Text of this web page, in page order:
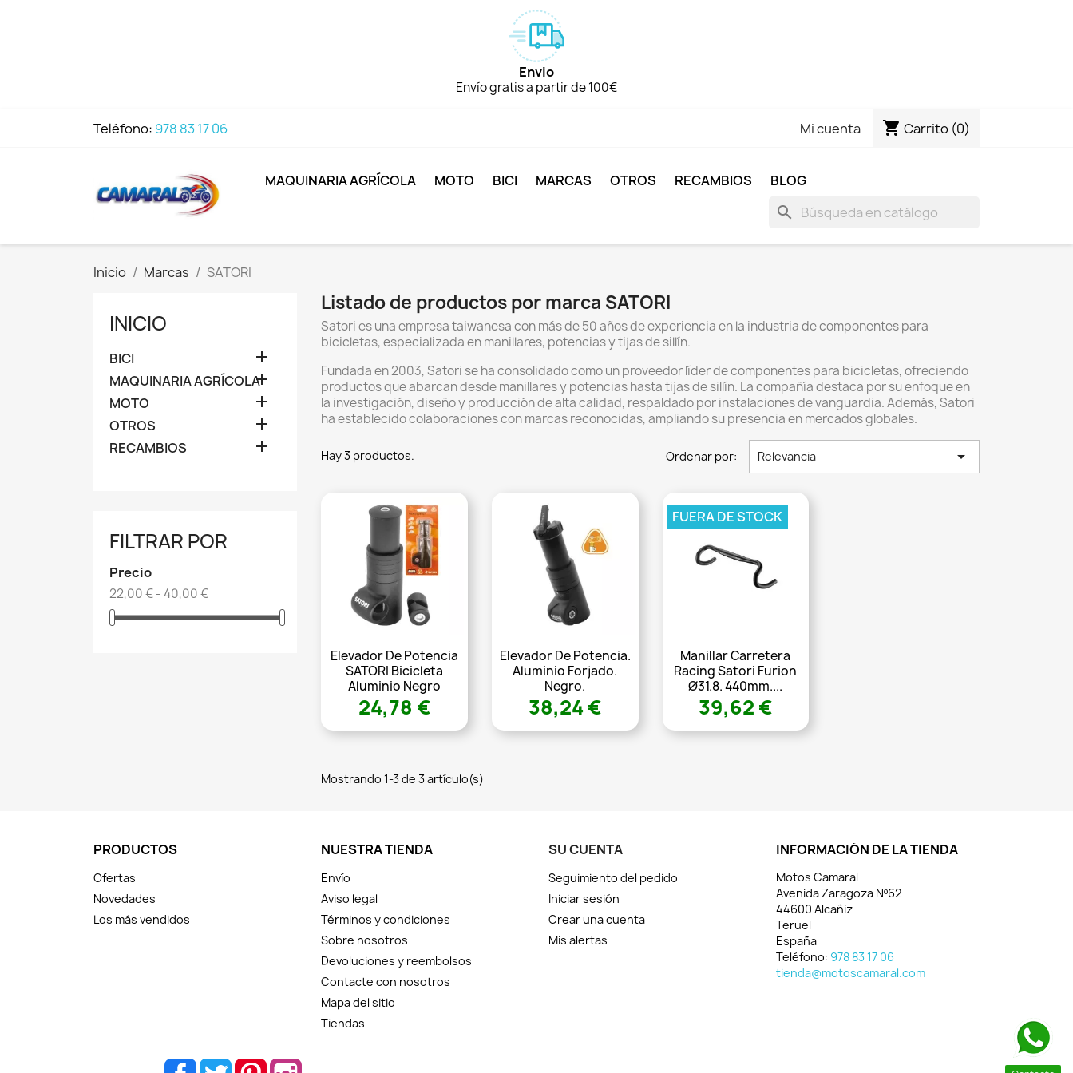
Envio
Envío gratis a partir de 100€
Teléfono: 978 83 17 06 Mi cuenta shopping_cart Carrito (0)
MAQUINARIA AGRÍCOLA MOTO BICI MARCAS OTROS RECAMBIOS BLOG
search
Inicio Marcas SATORI
INICIO
BICI 
MAQUINARIA AGRÍCOLA
MOTO 
OTROS 
RECAMBIOS 
FILTRAR POR
Precio
22,00 € - 40,00 €
Listado de productos por marca SATORI
Satori es una empresa taiwanesa con más de 50 años de experiencia en la industria de componentes para
bicicletas, especializada en manillares, potencias y tijas de sillín.
Fundada en 2003, Satori se ha consolidado como un proveedor líder de componentes para bicicletas, ofreciendo
productos que abarcan desde manillares y potencias hasta tijas de sillín. La compañía destaca por su enfoque en
la investigación, diseño y producción de alta calidad, respaldado por instalaciones de vanguardia.Además, Satori
ha establecido colaboraciones con marcas reconocidas, ampliando su presencia en mercados globales.
Hay 3 productos. Ordenar por: Relevancia 
Elevador De Potencia
SATORI Bicicleta
Aluminio Negro
24,78 €
Elevador De Potencia.
Aluminio Forjado.
Negro.
38,24 €
Manillar Carretera
Racing Satori Furion
Ø31.8. 440mm....
39,62 €
FUERA DE STOCK
Mostrando 1-3 de 3 artículo(s)
PRODUCTOS
Ofertas
Novedades
Los más vendidos
NUESTRA TIENDA
Envío
Aviso legal
Términos y condiciones
Sobre nosotros
Devoluciones y reembolsos
Contacte con nosotros
Mapa del sitio
Tiendas
SU CUENTA
Seguimiento del pedido
Iniciar sesión
Crear una cuenta
Mis alertas
INFORMACIÓN DE LA TIENDA
Motos Camaral
Avenida Zaragoza Nº62
44600 Alcañiz
Teruel
España
Teléfono: 978 83 17 06
tienda@motoscamaral.com
FacebookTwitterPinterestInstagram